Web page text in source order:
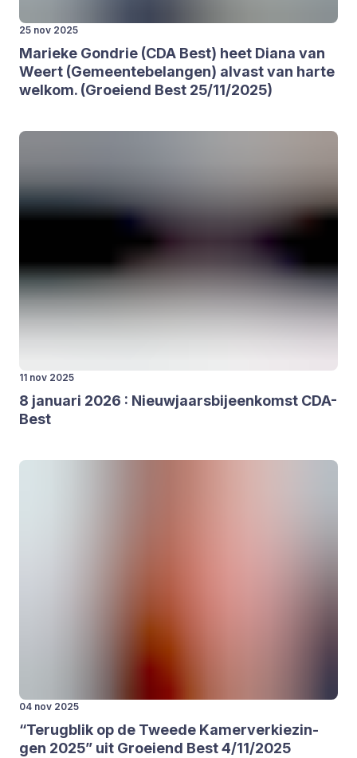
25 nov 2025
Marie­ke Gondrie (CDA Best) heet Dia­na van
Weert (Gemeen­te­be­lan­gen) alvast van har­te
wel­kom. (Groei­end Best 25/11/2025)
11 nov 2025
8 janu­a­ri 2026 : Nieuw­jaars­bij­een­komst CDA-
Best
04 nov 2025
“Terug­blik op de Twee­de Kamer­ver­kie­zin­
gen 2025” uit Groei­end Best4/11/2025